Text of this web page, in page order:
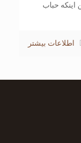
حباب
اطلاعات بیشتر